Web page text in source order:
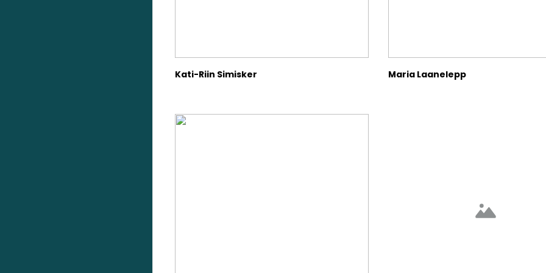
Kati-Riin Simisker Maria Laanelepp